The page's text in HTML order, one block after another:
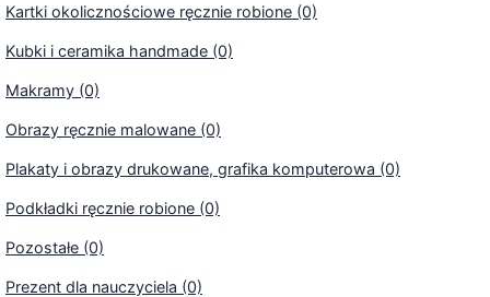
Kartki okolicznościowe ręcznie robione (0)
Kubki i ceramika handmade (0)
Makramy (0)
Obrazy ręcznie malowane (0)
Plakaty i obrazy drukowane, grafika komputerowa (0)
Podkładki ręcznie robione (0)
Pozostałe (0)
Prezent dla nauczyciela (0)